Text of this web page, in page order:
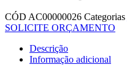
CÓD AC00000026 Categorias
SOLICITE ORÇAMENTO
Descrição
Informação adicional